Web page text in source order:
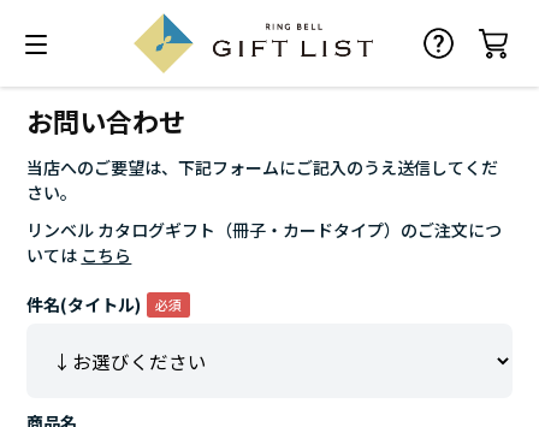
お問い合わせ
当店へのご要望は、下記フォームにご記入のうえ送信してくだ
さい。
リンベル カタログギフト（冊子・カードタイプ）のご注文につ
いては こちら
件名(タイトル)
商品名